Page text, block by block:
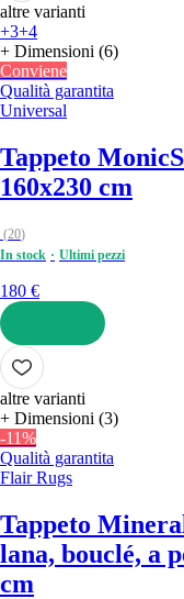
altre varianti
+3+4
+ Dimensioni (6)
Conviene
Qualità garantita
Universal
Tappeto Monic
160x230 cm
(20)
In stock
Ultimi pezzi
180 €
AGGIUNGI
altre varianti
+ Dimensioni (3)
-11%
Qualità garantita
Flair Rugs
Tappeto
lana, bouclé, a
cm